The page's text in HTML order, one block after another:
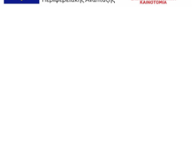
Προσβασιμότητα